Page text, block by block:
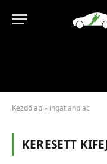
Kezdőlap » ingatlanpiac
KERESETT